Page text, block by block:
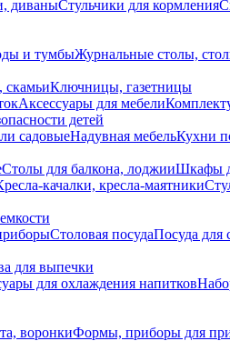
диваныСтульчики для кормления
и тумбыЖурнальные столы,
скамьиКлючницы, газетницы
Аксессуары для мебели
детей
садовыеНадувная мебельКухни
Столы для балкона, лоджииШкафы
качалки, кресла-маятники
Столовая посудаПосуда для
для выпечки
для охлаждения напитков
воронкиФормы, приборы для